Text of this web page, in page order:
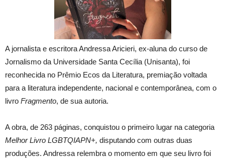
A jornalista e escritora Andressa Aricieri, ex-aluna do curso de
Jornalismo da Universidade Santa Cecília (Unisanta), foi
reconhecida no Prêmio Ecos da Literatura, premiação voltada
para a literatura independente, nacional e contemporânea, com o
livro Fragmento, de sua autoria.
A obra, de 263 páginas, conquistou o primeiro lugar na categoria
Melhor Livro LGBTQIAPN+, disputando com outras duas
produções. Andressa relembra o momento em que seu livro foi